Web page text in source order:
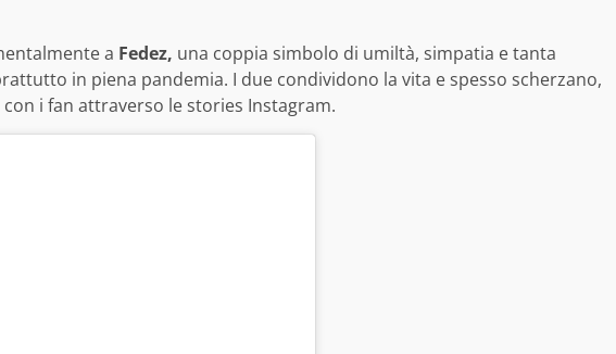
a Fedez, una coppia simbolo di umiltà, simpatia e tanta
in piena pandemia. I due condividono la vita e spesso scherzano,
i fan attraverso le stories Instagram.